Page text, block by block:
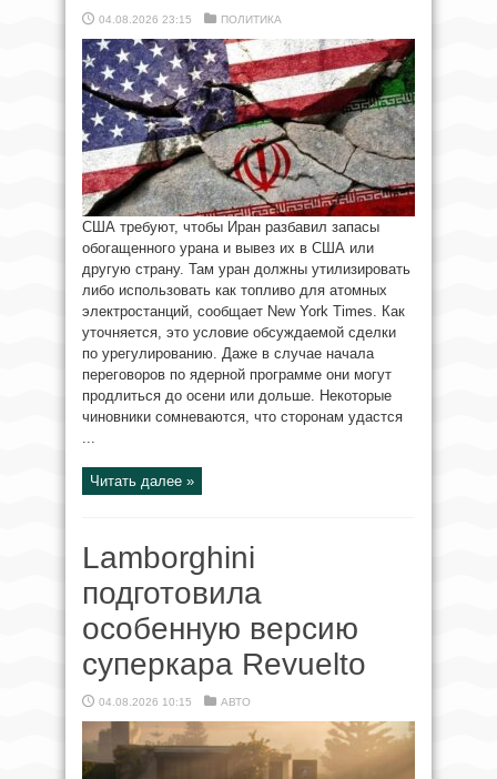
04.08.2026 23:15 ПОЛИТИКА
США требуют, чтобы Иран разбавил запасы
обогащенного урана и вывез их в США или
другую страну. Там уран должны утилизировать
либо использовать как топливо для атомных
электростанций, сообщает New York Times. Как
уточняется, это условие обсуждаемой сделки
по урегулированию. Даже в случае начала
переговоров по ядерной программе они могут
продлиться до осени или дольше. Некоторые
чиновники сомневаются, что сторонам удастся
...
Читать далее »
Lamborghini
подготовила
особенную версию
суперкара Revuelto
04.08.2026 10:15 АВТО